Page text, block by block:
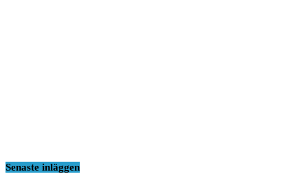
Senaste inläggen